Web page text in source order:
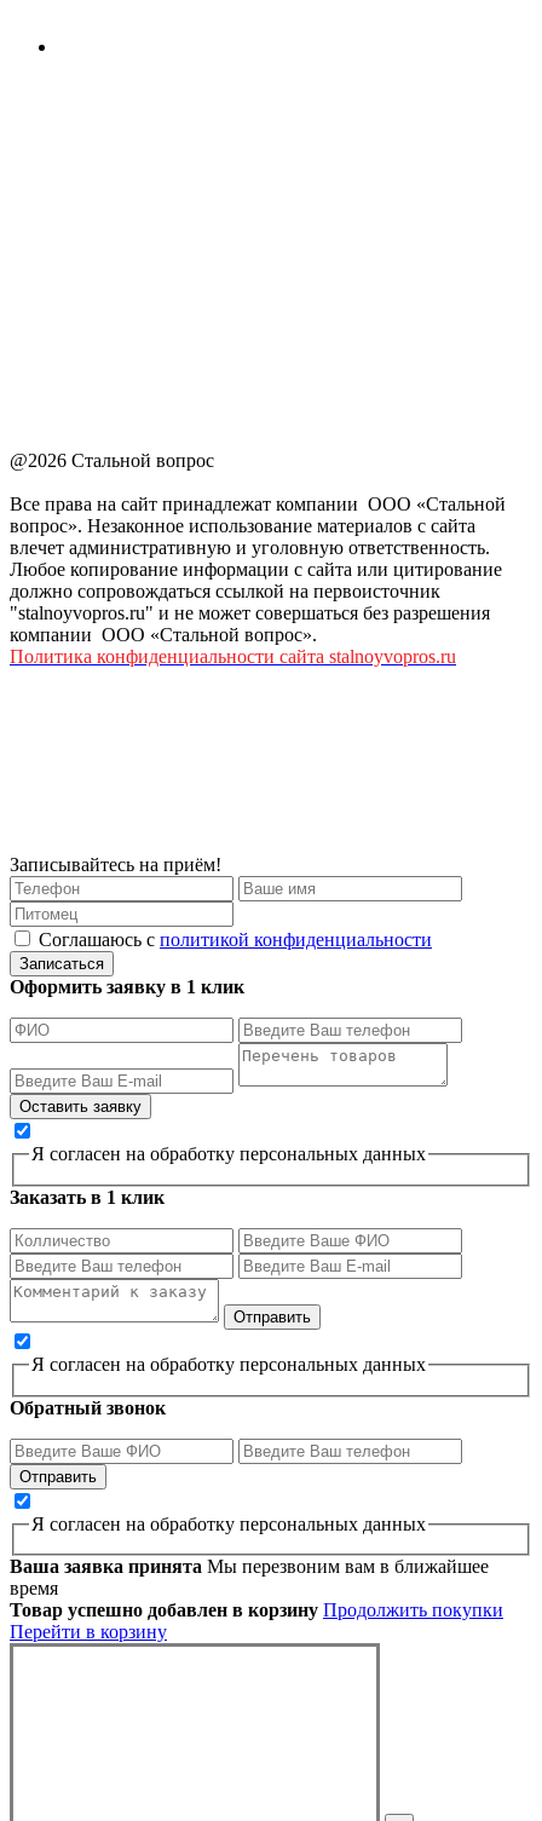
@2026 Стальной вопрос
Все права на сайт принадлежат компании ООО «Стальной
вопрос». Незаконное использование материалов с сайта
влечет административную и уголовную ответственность.
Любое копирование информации с сайта или цитирование
должно сопровождаться ссылкой на первоисточник
"stalnoyvopros.ru" и не может совершаться без разрешения
компании ООО «Стальной вопрос».
Политика конфиденциальности сайта stalnoyvopros.ru
Записывайтесь на приём!
Соглашаюсь с политикой конфиденциальности
Записаться
Оформить заявку в 1 клик
Я согласен на обработку персональных данных
Заказать в 1 клик
Я согласен на обработку персональных данных
Обратный звонок
Я согласен на обработку персональных данных
Ваша заявка принята Мы перезвоним вам в ближайшее
время
Товар успешно добавлен в корзину Продолжить покупки
Перейти в корзину